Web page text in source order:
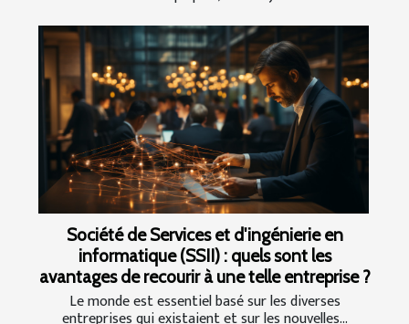
Société de Services et d'ingénierie en
informatique (SSII) : quels sont les
avantages de recourir à une telle entreprise ?
Le monde est essentiel basé sur les diverses